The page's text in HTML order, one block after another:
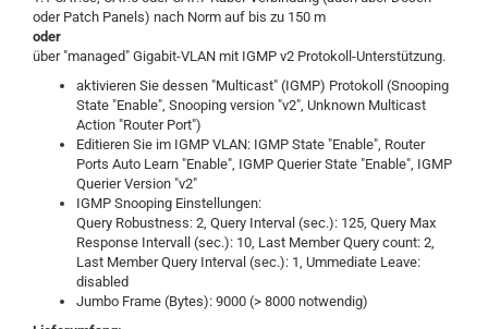
oder Patch Panels) nach Norm auf bis zu 150 m
oder
über "managed" Gigabit-VLAN mit IGMP v2 Protokoll-Unterstützung.
aktivieren Sie dessen "Multicast" (IGMP) Protokoll (Snooping
State "Enable", Snooping version "v2", Unknown Multicast
Action "Router Port")
Editieren Sie im IGMP VLAN: IGMP State "Enable", Router
Ports Auto Learn "Enable", IGMP Querier State "Enable", IGMP
Querier Version "v2"
IGMP Snooping Einstellungen:
Query Robustness: 2, Query Interval (sec.): 125, Query Max
Response Intervall (sec.): 10, Last Member Query count: 2,
Last Member Query Interval (sec.): 1, Ummediate Leave:
disabled
Jumbo Frame (Bytes): 9000 (> 8000 notwendig)